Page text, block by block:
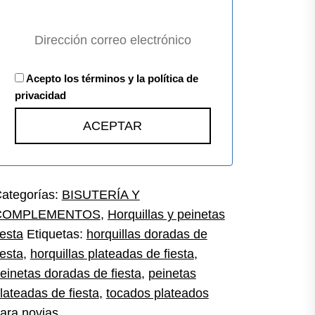
Acepto los términos y la política de
privacidad
BISUTERÍA Y
, Horquillas y peinetas
Etiquetas: horquillas doradas de
, horquillas plateadas de fiesta,
doradas de fiesta, peinetas
de fiesta, tocados plateados